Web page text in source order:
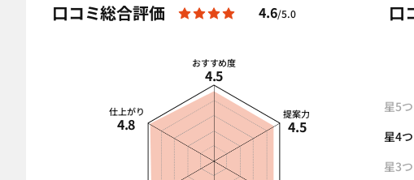
口コミ総合評価 4.6/5.0
おすすめ度
4.5
提案力
4.5
仕上がり
4.8
口
星5つ
星4つ
星3つ